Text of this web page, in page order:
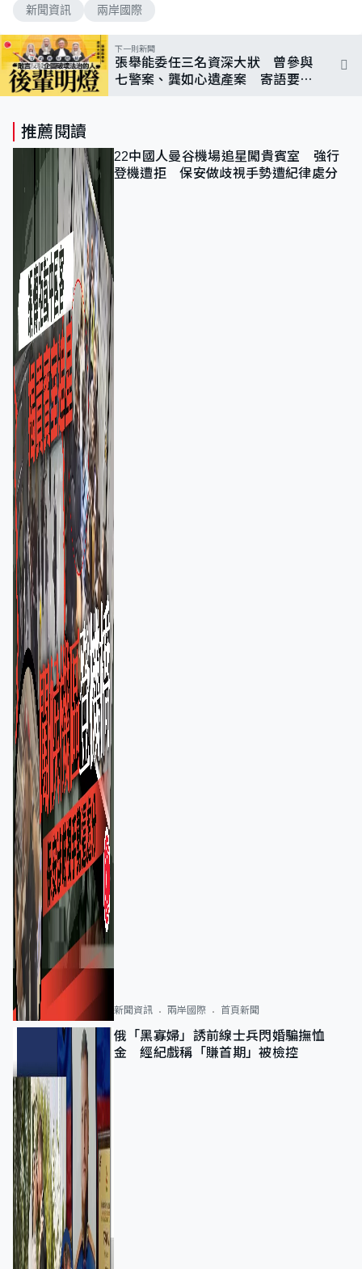
新聞資訊 兩岸國際
下一則新聞
張舉能委任三名資深大狀 曾參與
七警案、龔如心遺產案 寄語要做
推薦閱讀
22中國人曼谷機場追星闖貴賓室 強行
登機遭拒 保安做歧視手勢遭紀律處分
新聞資訊 兩岸國際 首頁新聞
俄「黑寡婦」誘前線士兵閃婚騙撫恤
金 經紀戲稱「賺首期」被檢控